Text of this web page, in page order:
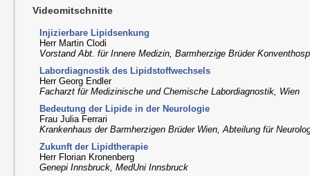
Videomitschnitte
Injizierbare Lipidsenkung
Herr Martin Clodi
Vorstand Abt. für Innere Medizin, Barmherzige Brüder
Labordiagnostik des Lipidstoffwechsels
Herr Georg Endler
Facharzt für Medizinische und Chemische Labordiagnostik, Wien
Bedeutung der Lipide in der Neurologie
Frau Julia Ferrari
Krankenhaus der Barmherzigen Brüder Wien, Abteilung für
Zukunft der Lipidtherapie
Herr Florian Kronenberg
Genepi Innsbruck, MedUni Innsbruck